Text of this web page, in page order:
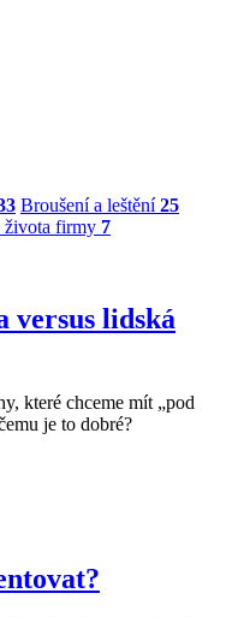
Broušení a leštění25
života firmy 7
lidská
které chceme mít „pod
je to dobré?